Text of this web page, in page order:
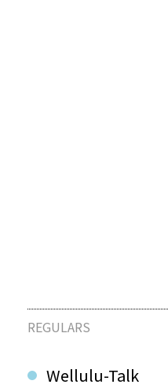
REGULARS
Wellulu-Talk